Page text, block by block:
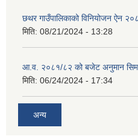
छथर गाउँपालिकाको विनियोजन ऐन
मिति: 08/21/2024 - 13:28
आ.व. २०८१/८२ को बजेट अनुमान
मिति: 06/24/2024 - 17:34
अन्य